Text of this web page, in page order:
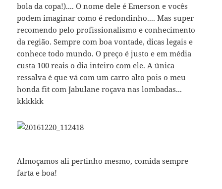
bola da copa!).... O nome dele é Emerson e vocês
podem imaginar como é redondinho.... Mas super
recomendo pelo profissionalismo e conhecimento
da região. Sempre com boa vontade, dicas legais e
conhece todo mundo. O preço é justo e em média
custa 100 reais o dia inteiro com ele. A única
ressalva é que vá com um carro alto pois o meu
honda fit com Jabulane roçava nas lombadas...
kkkkkk
Almoçamos ali pertinho mesmo, comida sempre
farta e boa!